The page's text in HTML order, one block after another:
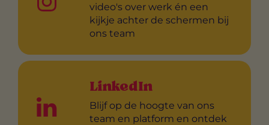
video's over werk én een
kijkje achter de schermen bij
ons team
LinkedIn
Blijf op de hoogte van ons
team en platform en ontdek